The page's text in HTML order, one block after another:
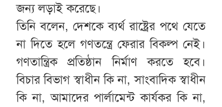
জন্য লড়াই করেছে।
তিনি বলেন, দেশকে ব্যর্থ রাষ্ট্রের পথে যেতে
না দিতে হলে গণতন্ত্রে ফেরার বিকল্প নেই।
গণতান্ত্রিক প্রতিষ্ঠান নির্মাণ করতে হবে।
বিচার বিভাগ স্বাধীন কি না, সাংবাদিক স্বাধীন
কি না, আমাদের পার্লামেন্ট কার্যকর কি না,